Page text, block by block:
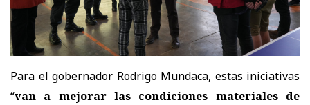
Para el gobernador Rodrigo Mundaca, estas iniciativas
“van a mejorar las condiciones materiales de